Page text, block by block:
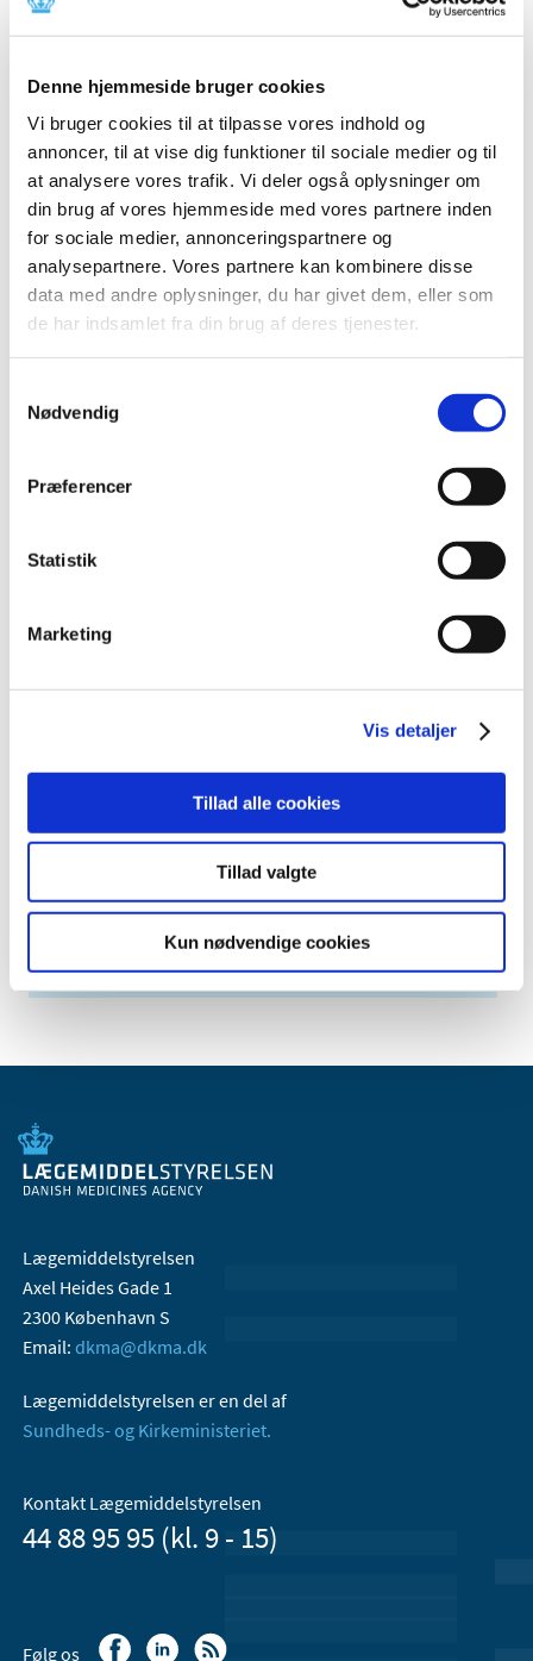
Denne hjemmeside bruger cookies
Vi bruger cookies til at tilpasse vores indhold og
annoncer, til at vise dig funktioner til sociale medier og til
at analysere vores trafik. Vi deler også oplysninger om
din brug af vores hjemmeside med vores partnere inden
for sociale medier, annonceringspartnere og
analysepartnere. Vores partnere kan kombinere disse
data med andre oplysninger, du har givet dem, eller som
de har indsamlet fra din brug af deres tjenester.
Nødvendig
Præferencer
Statistik
Marketing
Vis detaljer
Tillad alle cookies
Tillad valgte
Kun nødvendige cookies
2022 (197)
2020 (263)
2019 (159)
2018 (150)
2017 (167)
2016 (167)
2015 (33)
2014 (44)
2013 (49)
december (4)
oktober (3)
august (2)
maj (3)
marts (10)
januar (2)
Lægemiddelstyrelsen
Axel Heides Gade 1
2300 København S
Email: dkma@dkma.dk
Lægemiddelstyrelsen er en del af
Sundheds- og Kirkeministeriet.
Kontakt Lægemiddelstyrelsen
44 88 95 95 (kl. 9 - 15)
Følg os